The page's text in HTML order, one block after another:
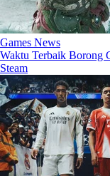
Games News
Waktu Terbaik Borong
Steam